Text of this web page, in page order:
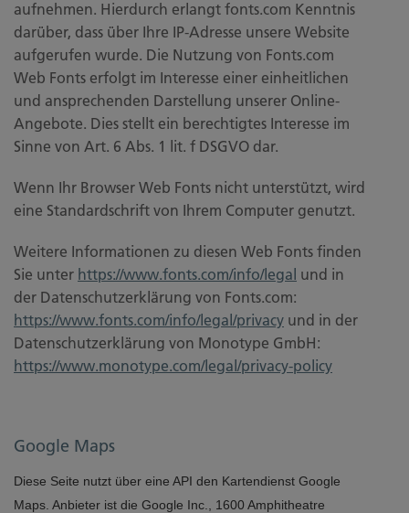
aufnehmen. Hierdurch erlangt fonts.com Kenntnis
darüber, dass über Ihre IP-Adresse unsere Website
aufgerufen wurde. Die Nutzung von Fonts.com
Web Fonts erfolgt im Interesse einer einheitlichen
und ansprechenden Darstellung unserer Online-
Angebote. Dies stellt ein berechtigtes Interesse im
Sinne von Art. 6 Abs. 1 lit. f DSGVO dar.
Wenn Ihr Browser Web Fonts nicht unterstützt, wird
eine Standardschrift von Ihrem Computer genutzt.
Weitere Informationen zu diesen Web Fonts finden
Sie unter https://www.fonts.com/info/legal und in
der Datenschutzerklärung von Fonts.com:
https://www.fonts.com/info/legal/privacy und in der
Datenschutzerklärung von Monotype GmbH:
https://www.monotype.com/legal/privacy-policy
Google Maps
Diese Seite nutzt über eine API den Kartendienst Google
Maps. Anbieter ist die Google Inc., 1600 Amphitheatre